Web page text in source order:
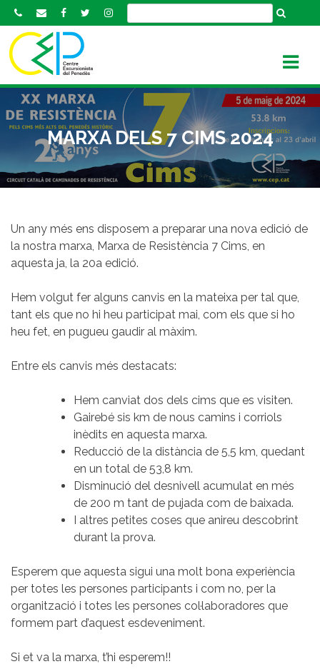
k
c
MARXA DELS 7 CIMS 2024
Un any més ens disposem a preparar una nova edició de
la nostra marxa, Marxa de Resistència 7 Cims, en
aquesta ja, la 20a edició.
Hem volgut fer alguns canvis en la mateixa per tal que,
tant els que no hi heu participat mai, com els que si ho
heu fet, en pugueu gaudir al màxim.
Entre els canvis més destacats:
Hem canviat dos dels cims que es visiten.
Gairebé sis km de nous camins i corriols
inèdits en aquesta marxa.
Reducció de la distància de 5,5 km, quedant
en un total de 53,8 km.
Disminució del desnivell acumulat en més
de 200 m tant de pujada com de baixada.
I altres petites coses que anireu descobrint
durant la prova.
Esperem que aquesta sigui una molt bona experiència
per totes les persones participants i com no, per la
organització i totes les persones col·laboradores que
formem part d’aquest esdeveniment.
Si et va la marxa, t’hi esperem!!